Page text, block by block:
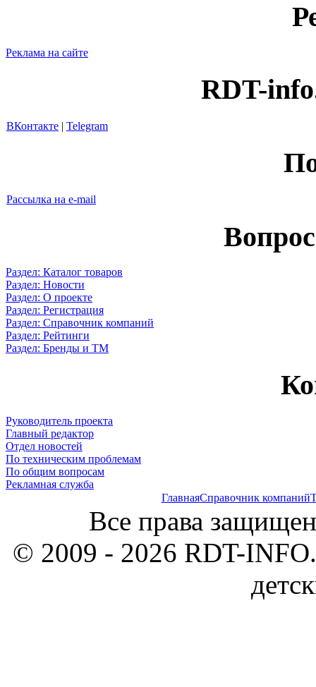
Реклама на сайте
RDT-
ВКонтакте | Telegram
Рассылка на e-mail
Раздел: Каталог товаров
Раздел: Новости
Раздел: О проекте
Раздел: Регистрация
Раздел: Справочник компаний
Раздел: Рейтинги
Раздел: Бренды и ТМ
Руководитель проекта
Главный редактор
Отдел новостей
По техническим проблемам
По общим вопросам
Рекламная служба
ГлавнаяСправочник компаний
Все права
© 2009 - 2026 RDT-